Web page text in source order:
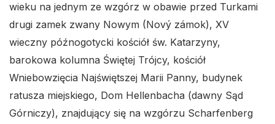
wieku na jednym ze wzgórz w obawie przed Turkami
drugi zamek zwany Nowym (Nový zámok), XV
wieczny późnogotycki kościół św. Katarzyny,
barokowa kolumna Świętej Trójcy, kościół
Wniebowzięcia Najświętszej Marii Panny, budynek
ratusza miejskiego, Dom Hellenbacha (dawny Sąd
Górniczy), znajdujący się na wzgórzu Scharfenberg